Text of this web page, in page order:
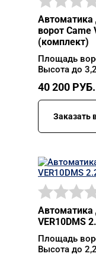
ворот Came
(комплект)
Площадь
Высота до
40 200 РУБ.
Заказать
Автоматика
VER10DMS
Площадь
Высота до